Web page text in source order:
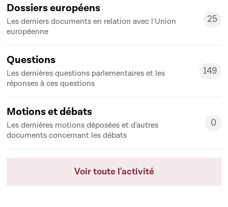
Dossiers européens
Les derniers documents en relation avec l'Union
européenne
25
25
Questions
Les dernières questions parlementaires et les
réponses à ces questions
149
149
Motions et débats
Les dernières motions déposées et d'autres
documents concernant les débats
0
0
Voir toute l'activité